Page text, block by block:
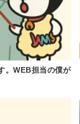
。WEB担当の僕が